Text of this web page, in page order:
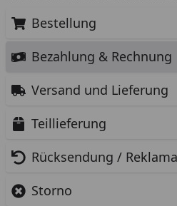
Bestellung
Bezahlung & Rechnung
Versand und Lieferung
Teillieferung
Rücksendung /
Storno